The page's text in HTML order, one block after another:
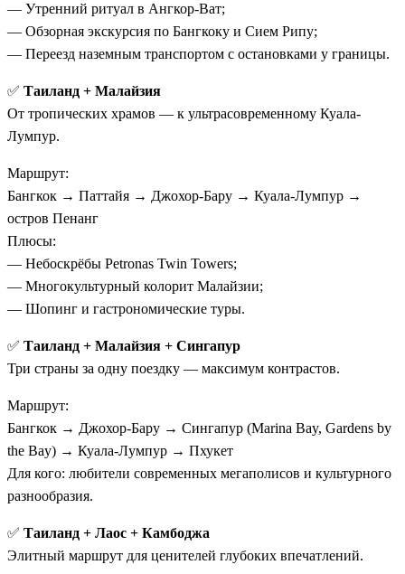
— Утренний ритуал в Ангкор-Ват;
— Обзорная экскурсия по Бангкоку и Сием Рипу;
— Переезд наземным транспортом с остановками у границы.
✅ Таиланд + Малайзия
От тропических храмов — к ультрасовременному Куала-
Лумпур.
Маршрут:
Бангкок → Паттайя → Джохор-Бару → Куала-Лумпур →
остров Пенанг
Плюсы:
— Небоскрёбы Petronas Twin Towers;
— Многокультурный колорит Малайзии;
— Шопинг и гастрономические туры.
✅ Таиланд + Малайзия + Сингапур
Три страны за одну поездку — максимум контрастов.
Маршрут:
Бангкок → Джохор-Бару → Сингапур (Marina Bay, Gardens by
the Bay) → Куала-Лумпур → Пхукет
Для кого: любители современных мегаполисов и культурного
разнообразия.
✅ Таиланд + Лаос + Камбоджа
Элитный маршрут для ценителей глубоких впечатлений.